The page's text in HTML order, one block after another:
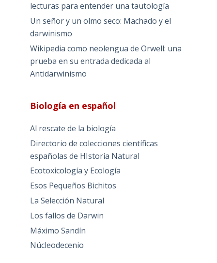
lecturas para entender una tautología
Un señor y un olmo seco: Machado y el
darwinismo
Wikipedia como neolengua de Orwell: una
prueba en su entrada dedicada al
Antidarwinismo
Biología en español
Al rescate de la biología
Directorio de colecciones científicas
españolas de HIstoria Natural
Ecotoxicología y Ecología
Esos Pequeños Bichitos
La Selección Natural
Los fallos de Darwin
Máximo Sandín
Núcleodecenio